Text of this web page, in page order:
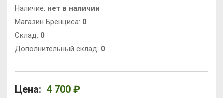
Наличие: нет в наличии
Магазин Бренциса: 0
Cклад: 0
Дополнительный склад: 0
Цена: 4 700 ₽